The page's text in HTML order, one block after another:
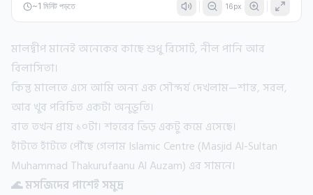
~1 মিনিট পড়তে 16px
মালদ্বীপ মানেই অনেকের কাছে শুধু রিসোর্ট, নীল পানি আর
বিলাসিতা।
কিন্তু মালেতে এসে আমি অন্য এক সৌন্দর্য দেখলাম—শান্ত, সরল,
আর খুব পরিচিত একটা অনুভূতি।
রাত তখন প্রায় ১০টা। শহরের ভিড় একটু কমে এসেছে।
হাঁটতে হাঁটতে পৌঁছে গেলাম Islamic Centre (Masjid Al-Sultan
Muhammad Thakurufaanu Al Auzam) এর সামনে।
🌊 মসজিদের পাশেই সমুদ্র